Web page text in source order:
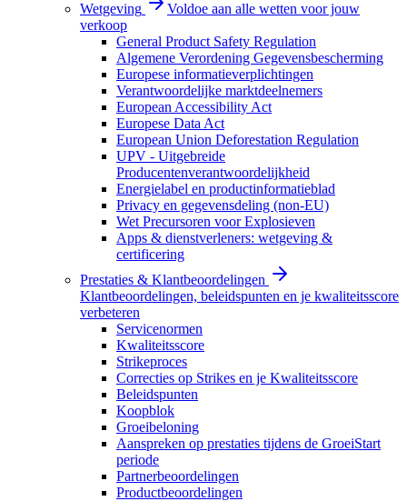
Wetgeving
Voldoe aan alle wetten voor jouw
verkoop
General Product Safety Regulation
Algemene Verordening Gegevensbescherming
Europese informatieverplichtingen
Verantwoordelijke marktdeelnemers
European Accessibility Act
Europese Data Act
European Union Deforestation Regulation
UPV - Uitgebreide
Producentenverantwoordelijkheid
Energielabel en productinformatieblad
Privacy en gegevensdeling (non-EU)
Wet Precursoren voor Explosieven
Apps & dienstverleners: wetgeving &
certificering
Prestaties & Klantbeoordelingen
Klantbeoordelingen, beleidspunten en je kwaliteitsscore
verbeteren
Servicenormen
Kwaliteitsscore
Strikeproces
Correcties op Strikes en je Kwaliteitsscore
Beleidspunten
Koopblok
Groeibeloning
Aanspreken op prestaties tijdens de GroeiStart
periode
Partnerbeoordelingen
Productbeoordelingen